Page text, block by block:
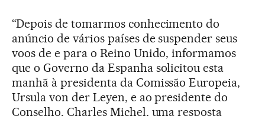
“Depois de tomarmos conhecimento do
anúncio de vários países de suspender seus
voos de e para o Reino Unido, informamos
que o Governo da Espanha solicitou esta
manhã à presidenta da Comissão Europeia,
Ursula von der Leyen, e ao presidente do
Conselho, Charles Michel, uma resposta